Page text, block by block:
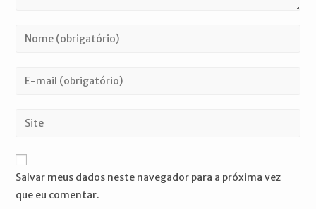
Digite
ou
de
para
comentar
Digite
de
mail
para
comentar
Digite
URL
do
site
Salvar meus dados neste navegador para a próxima vez
que eu comentar.